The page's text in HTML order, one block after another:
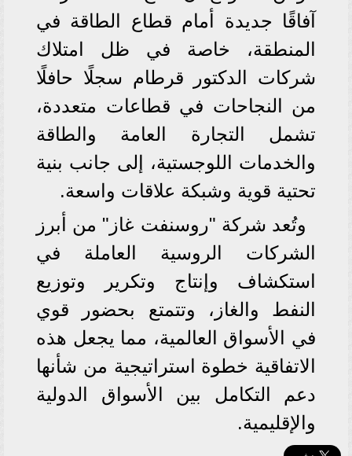
آفاقًا جديدة أمام قطاع الطاقة في
المنطقة، خاصة في ظل امتلاك
شركات الدكتور قرطام سجلًا حافلًا
من النجاحات في قطاعات متعددة،
تشمل التجارة العامة والطاقة
والخدمات اللوجستية، إلى جانب بنية
تحتية قوية وشبكة علاقات واسعة.
وتُعد شركة "روسنفت غاز" من أبرز
الشركات الروسية العاملة في
استكشاف وإنتاج وتكرير وتوزيع
النفط والغاز، وتتمتع بحضور قوي
في الأسواق العالمية، مما يجعل هذه
الاتفاقية خطوة استراتيجية من شأنها
دعم التكامل بين الأسواق الدولية
والإقليمية.